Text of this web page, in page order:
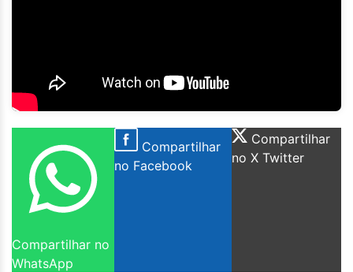
Compartilhar no
WhatsApp
Compartilhar
no Facebook
Compartilhar
no X Twitter